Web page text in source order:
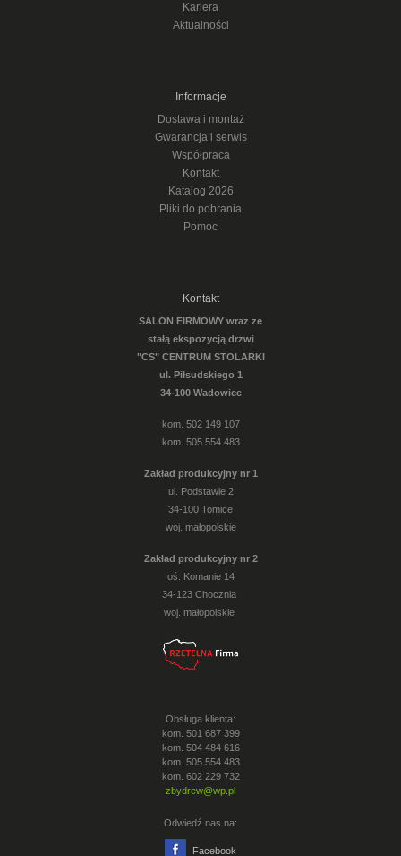
Kariera
Aktualności
Informacje
Dostawa i montaż
Gwarancja i serwis
Współpraca
Kontakt
Katalog 2026
Pliki do pobrania
Pomoc
Kontakt
SALON FIRMOWY wraz ze
stałą ekspozycją drzwi
"CS" CENTRUM STOLARKI
ul. Piłsudskiego 1
34-100 Wadowice
kom. 502 149 107
kom. 505 554 483
Zakład produkcyjny nr 1
ul. Podstawie 2
34-100 Tomice
woj. małopolskie
Zakład produkcyjny nr 2
oś. Komanie 14
34-123 Chocznia
woj. małopolskie
Obsługa klienta:
kom. 501 687 399
kom. 504 484 616
kom. 505 554 483
kom. 602 229 732
zbydrew@wp.pl
Odwiedź nas na:
Facebook